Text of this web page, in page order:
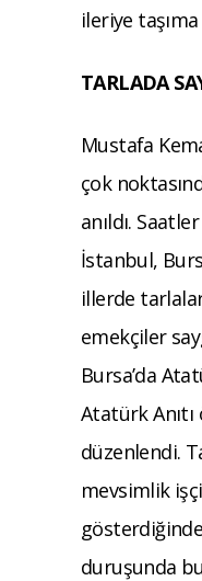
ileriye
TARLADA
Mustafa
çok
anıldı.
İstanbul,
illerde
emekçiler
Bursa’da
Atatürk
düzenlendi.
mevsimlik
duruşunda